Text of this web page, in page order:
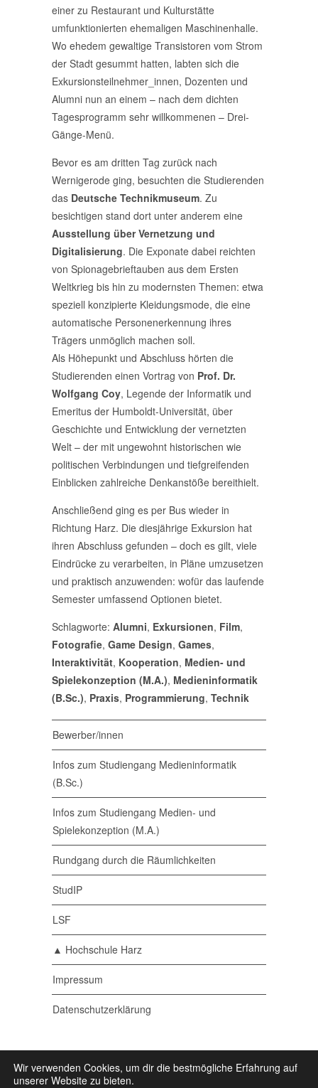
einer zu Restaurant und Kulturstätte
umfunktionierten ehemaligen Maschinenhalle.
Wo ehedem gewaltige Transistoren vom Strom
der Stadt gesummt hatten, labten sich die
Exkursionsteilnehmer_innen, Dozenten und
Alumni nun an einem – nach dem dichten
Tagesprogramm sehr willkommenen – Drei-
Gänge-Menü.
Bevor es am dritten Tag zurück nach
Wernigerode ging, besuchten die Studierenden
das Deutsche Technikmuseum. Zu
besichtigen stand dort unter anderem eine
Ausstellung über Vernetzung und
Digitalisierung. Die Exponate dabei reichten
von Spionagebrieftauben aus dem Ersten
Weltkrieg bis hin zu modernsten Themen: etwa
speziell konzipierte Kleidungsmode, die eine
automatische Personenerkennung ihres
Trägers unmöglich machen soll.
Als Höhepunkt und Abschluss hörten die
Studierenden einen Vortrag von Prof. Dr.
Wolfgang Coy, Legende der Informatik und
Emeritus der Humboldt-Universität, über
Geschichte und Entwicklung der vernetzten
Welt – der mit ungewohnt historischen wie
politischen Verbindungen und tiefgreifenden
Einblicken zahlreiche Denkanstöße bereithielt.
Anschließend ging es per Bus wieder in
Richtung Harz. Die diesjährige Exkursion hat
ihren Abschluss gefunden – doch es gilt, viele
Eindrücke zu verarbeiten, in Pläne umzusetzen
und praktisch anzuwenden: wofür das laufende
Semester umfassend Optionen bietet.
Schlagworte: Alumni, Exkursionen, Film,
Fotografie, Game Design, Games,
Interaktivität, Kooperation, Medien- und
Spielekonzeption (M.A.), Medieninformatik
(B.Sc.), Praxis, Programmierung, Technik
Bewerber/innen
Infos zum Studiengang Medieninformatik
(B.Sc.)
Infos zum Studiengang Medien- und
Spielekonzeption (M.A.)
Rundgang durch die Räumlichkeiten
StudIP
LSF
▲ Hochschule Harz
Impressum
Datenschutzerklärung
© 2026 Medieninformatik •Ein Studiengang der
▲ Hochschule Harz • Powered byWordpress•
Wir verwenden Cookies, um dir die bestmögliche Erfahrung auf
unserer Website zu bieten.